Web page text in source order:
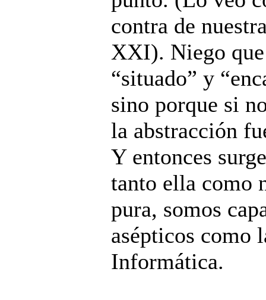
contra de
XXI). Niego que
“situado” y
sino porque si
la abstracción
Y entonces
tanto ella como
pura, somos
asépticos como
Informática.